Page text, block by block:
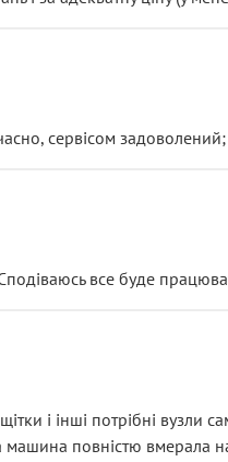
сервісом
все буде
і інші потрібні вузли
повністю вмерала